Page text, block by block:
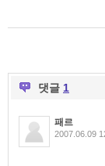
댓글 1
패르
2007.06.09